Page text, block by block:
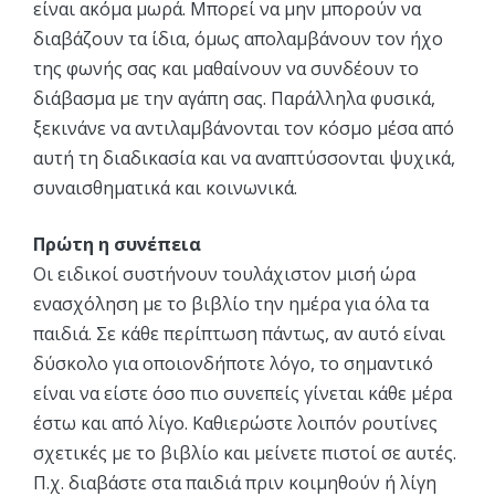
είναι ακόμα μωρά. Μπορεί να μην μπορούν να
διαβάζουν τα ίδια, όμως απολαμβάνουν τον ήχο
της φωνής σας και μαθαίνουν να συνδέουν το
διάβασμα με την αγάπη σας. Παράλληλα φυσικά,
ξεκινάνε να αντιλαμβάνονται τον κόσμο μέσα από
αυτή τη διαδικασία και να αναπτύσσονται ψυχικά,
συναισθηματικά και κοινωνικά.
Πρώτη η συνέπεια
Οι ειδικοί συστήνουν τουλάχιστον μισή ώρα
ενασχόληση με το βιβλίο την ημέρα για όλα τα
παιδιά. Σε κάθε περίπτωση πάντως, αν αυτό είναι
δύσκολο για οποιονδήποτε λόγο, το σημαντικό
είναι να είστε όσο πιο συνεπείς γίνεται κάθε μέρα
έστω και από λίγο. Καθιερώστε λοιπόν ρουτίνες
σχετικές με το βιβλίο και μείνετε πιστοί σε αυτές.
Π.χ. διαβάστε στα παιδιά πριν κοιμηθούν ή λίγη